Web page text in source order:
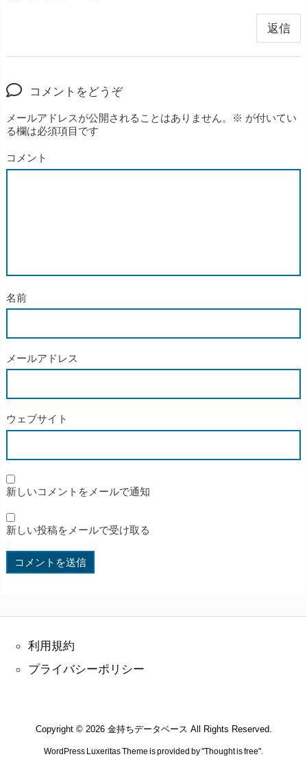
返信
コメントをどうぞ
メールアドレスが公開されることはありません。 ※ が付いてい
る欄は必須項目です
コメント
名前
メールアドレス
ウェブサイト
新しいコメントをメールで通知
新しい投稿をメールで受け取る
利用規約
プライバシーポリシー
Copyright © 2026 金持ちデータベース All Rights Reserved.
WordPress Luxeritas Theme is provided by "Thought is free".